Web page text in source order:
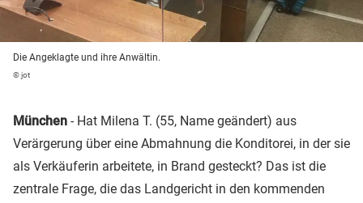
Die Angeklagte und ihre Anwältin.
© jot
München - Hat Milena T. (55, Name geändert) aus
Verärgerung über eine Abmahnung die Konditorei, in der sie
als Verkäuferin arbeitete, in Brand gesteckt? Das ist die
zentrale Frage, die das Landgericht in den kommenden